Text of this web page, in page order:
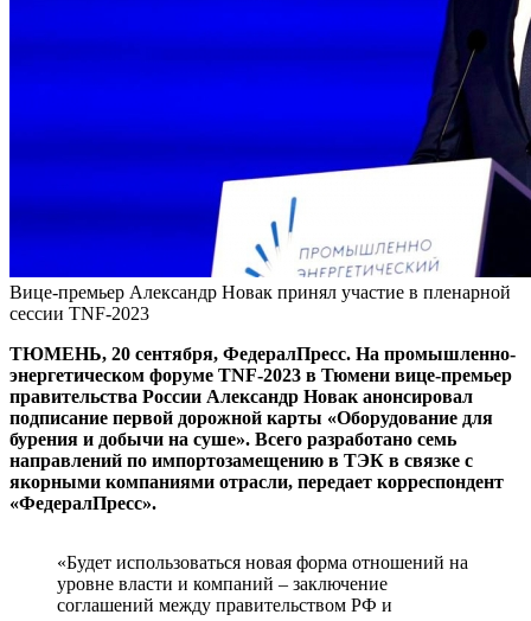
Вице-премьер Александр Новак принял участие в пленарной
сессии TNF-2023
ТЮМЕНЬ, 20 сентября, ФедералПресс. На промышленно-
энергетическом форуме TNF-2023 в Тюмени вице-премьер
правительства России Александр Новак анонсировал
подписание первой дорожной карты «Оборудование для
бурения и добычи на суше». Всего разработано семь
направлений по импортозамещению в ТЭК в связке с
якорными компаниями отрасли, передает корреспондент
«ФедералПресс».
«Будет использоваться новая форма отношений на
уровне власти и компаний – заключение
соглашений между правительством РФ и